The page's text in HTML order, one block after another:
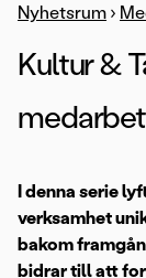
Nyhetsrum ›
Kultur &
I denna serie
verksamhet
bakom
bidrar till att